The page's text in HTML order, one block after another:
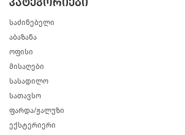
საძინებელი
აბაზანა
ოფისი
მისაღები
სასადილო
სათავსო
ფარდა/ჟალუზი
ექსტერიერი